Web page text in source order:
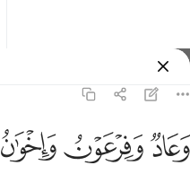
ﲳﲴﲵ